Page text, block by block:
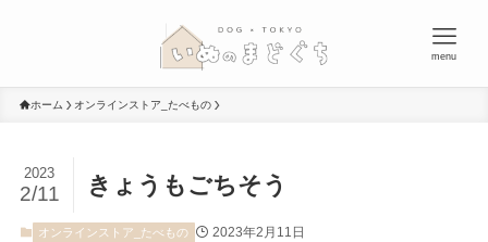
menu
ホーム オンラインストア_たべもの
きょうもごちそう
2023
2/11
オンラインストア_たべもの 2023年2月11日